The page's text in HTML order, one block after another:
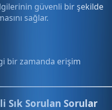
güvenli bir şekilde
sağlar.
bir zamanda erişim
Sık Sorulan Sorular